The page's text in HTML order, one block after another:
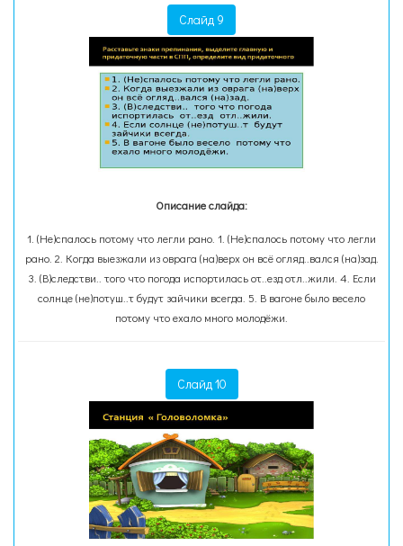
Слайд 9
Описание слайда:
1. (Не)спалось потому что легли рано. 1. (Не)спалось потому что легли
рано. 2. Когда выезжали из оврага (на)верх он всё огляд..вался (на)зад.
3. (В)следстви.. того что погода испортилась от..езд отл..жили. 4. Если
солнце (не)потуш..т будут зайчики всегда. 5. В вагоне было весело
потому что ехало много молодёжи.
Слайд 10